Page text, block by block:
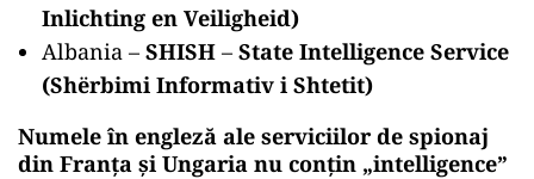
Inlichting en Veiligheid)
Albania – SHISH – State Intelligence Service
(Shërbimi Informativ i Shtetit)
Numele în engleză ale serviciilor de spionaj
din Franţa şi Ungaria nu conţin „intelligence”